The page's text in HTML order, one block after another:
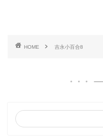
HOME 吉永小百合8